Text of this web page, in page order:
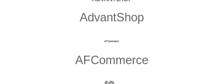
AdvantShop
AFCommerce